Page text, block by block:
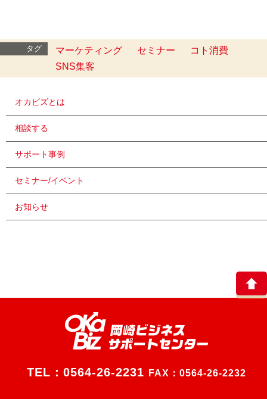
タグ マーケティング セミナー
コト消費
SNS集客
オカビズとは
相談する
サポート事例
セミナー/イベント
お知らせ
TEL： 0564-26-2231 FAX：0564-26-2232